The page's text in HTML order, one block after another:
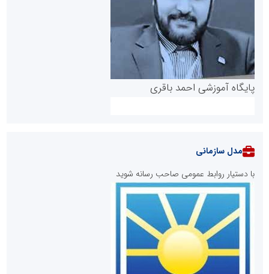
پایگاه آموزشی احمد باقری
روابط عمومی خبرگزاری گزارش خبر
مدل سازمانی
با دستیار روابط عمومی صاحب رسانه شوید